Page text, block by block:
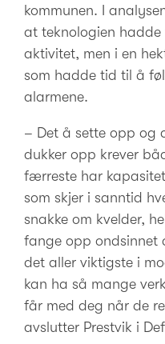
kommunen. I
at teknologien
aktivitet, men i en
som hadde tid til å
alarmene.
– Det å sette opp og
dukker opp krever
færreste har
som skjer i sanntid
snakke om kvelder,
fange opp ondsinnet
det aller viktigste i
kan ha så mange
får med deg når de
avslutter Prestvik i